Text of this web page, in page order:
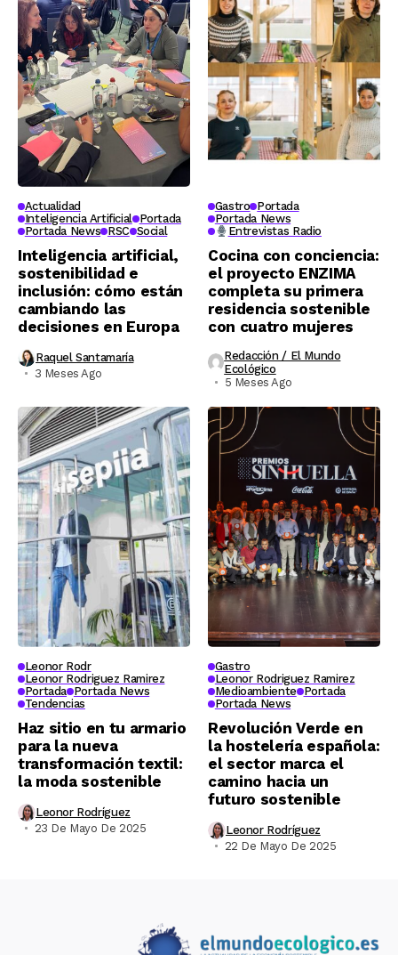
Actualidad
Inteligencia Artificial Portada
Portada News RSC Social
Inteligencia artificial,
sostenibilidad e
inclusión: cómo están
cambiando las
decisiones en Europa
Raquel Santamaría
3 Meses Ago
Gastro Portada
Portada News
Entrevistas Radio
Cocina con conciencia:
el proyecto ENZIMA
completa su primera
residencia sostenible
con cuatro mujeres
Redacción / El Mundo
Ecológico
5 Meses Ago
Leonor Rodr
Leonor Rodriguez Ramirez
Portada Portada News
Tendencias
Haz sitio en tu armario
para la nueva
transformación textil:
la moda sostenible
Leonor Rodríguez
23 De Mayo De 2025
Gastro
Leonor Rodriguez Ramirez
Medioambiente Portada
Portada News
Revolución Verde en
la hostelería española:
el sector marca el
camino hacia un
futuro sostenible
Leonor Rodríguez
22 De Mayo De 2025